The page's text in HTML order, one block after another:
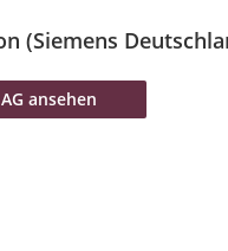
(Siemens
ansehen